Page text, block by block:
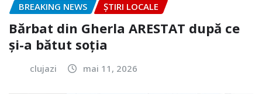
BREAKING NEWS ȘTIRI LOCALE
Bărbat din Gherla ARESTAT după ce
și-a bătut soția
clujazi mai 11, 2026